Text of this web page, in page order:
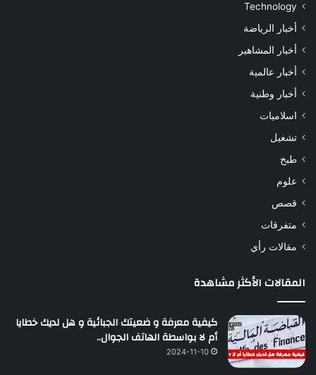
Technology
أخبار الرياضة
أخبار المشاهير
أخبار عالمية
أخبار وطنية
اسلاميات
تشغيل
طبخ
علوم
قصص
متفرقات
مقالات رأي
المقالات الأكثر مشاهدة
كيفية معرفة و ضعيتك الجبائية و هل لديك خطايا
أم لا بواسطة الهاتف الجوال..
2024-11-10